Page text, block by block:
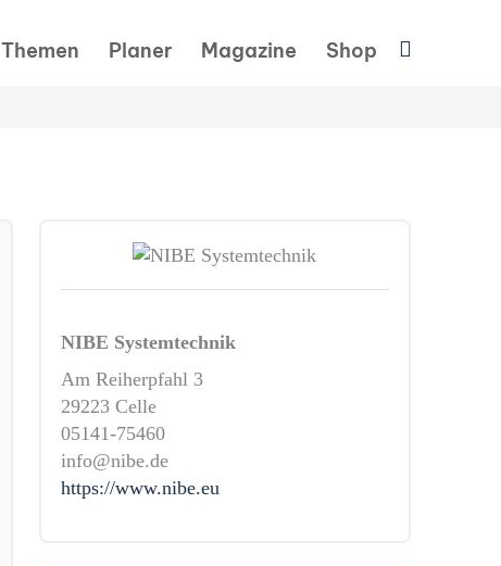
Themen Planer Magazine Shop Suchen
NIBE Systemtechnik
Am Reiherpfahl 3
29223 Celle
05141-75460
info@nibe.de
https://www.nibe.eu